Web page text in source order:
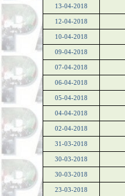
13-04-2018
12-04-2018
10-04-2018
09-04-2018
07-04-2018
06-04-2018
05-04-2018
04-04-2018
02-04-2018
31-03-2018
30-03-2018
30-03-2018
23-03-2018